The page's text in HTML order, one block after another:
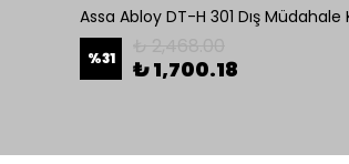
Assa Abloy DT-H 301 Dış Müdahale
%31 ₺ 1,700.18